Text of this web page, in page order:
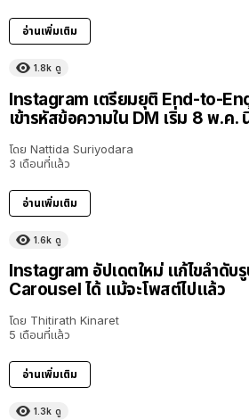
อ่านเพิ่มเติม
1.8k ดู
Instagram เตรียมยุติ End-to-
เข้ารหัสข้อความใน DM เริ่ม 8 พ.ค.
โดย Nattida Suriyodara
3 เดือนที่แล้ว
อ่านเพิ่มเติม
1.6k ดู
Instagram อัปเดตใหม่ แก้ไขลำดับรู
Carousel ได้ แม้จะโพสต์ไปแล้ว
โดย Thitirath Kinaret
5 เดือนที่แล้ว
อ่านเพิ่มเติม
1.3k ดู